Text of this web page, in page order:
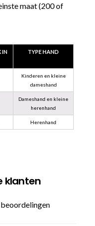
maat (200 of
IN
TYPE HAND
Kinderen en kleine
dameshand
Dameshand en kleine
herenhand
Herenhand
klanten